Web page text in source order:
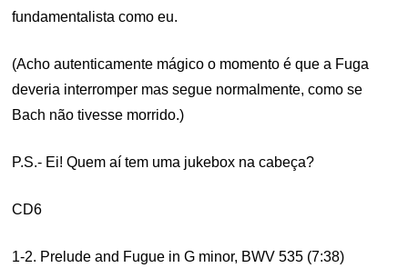
fundamentalista como eu.
(Acho autenticamente mágico o momento é que a Fuga
deveria interromper mas segue normalmente, como se
Bach não tivesse morrido.)
P.S.- Ei! Quem aí tem uma jukebox na cabeça?
CD6
1-2. Prelude and Fugue in G minor, BWV 535 (7:38)